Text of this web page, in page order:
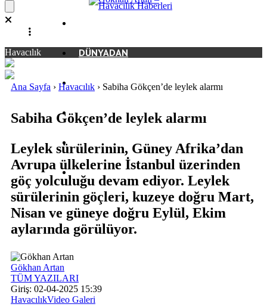
DÜNYADAN
TEKNOLOJI
SAVUNMA SANAYI
RÖPORTAJ
GEZI REHBERI
Havacılık
Ana Sayfa › Havacılık › Sabiha Gökçen’de leylek alarmı
Sabiha Gökçen’de leylek alarmı
Leylek sürülerinin, Güney Afrika’dan
Avrupa ülkelerine İstanbul üzerinden
göç yolculuğu devam ediyor. Leylek
sürülerinin göçleri, kuzeye doğru Mart,
Nisan ve güneye doğru Eylül, Ekim
aylarında görülüyor.
Gökhan Artan
TÜM YAZILARI
Giriş: 02-04-2025 15:39
HavacılıkVideo Galeri